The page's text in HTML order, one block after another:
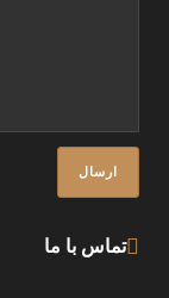
تماس با ما